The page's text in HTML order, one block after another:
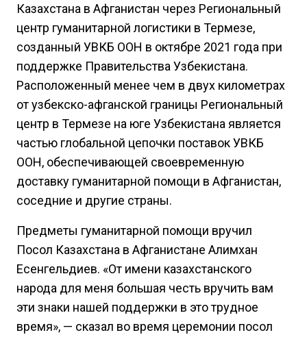
Казахстана в Афганистан через Региональный
центр гуманитарной логистики в Термезе,
созданный УВКБ ООН в октябре 2021 года при
поддержке Правительства Узбекистана.
Расположенный менее чем в двух километрах
от узбекско-афганской границы Региональный
центр в Термезе на юге Узбекистана является
частью глобальной цепочки поставок УВКБ
ООН, обеспечивающей своевременную
доставку гуманитарной помощи в Афганистан,
соседние и другие страны.
Предметы гуманитарной помощи вручил
Посол Казахстана в Афганистане Алимхан
Есенгельдиев. «От имени казахстанского
народа для меня большая честь вручить вам
эти знаки нашей поддержки в это трудное
время», — сказал во время церемонии посол